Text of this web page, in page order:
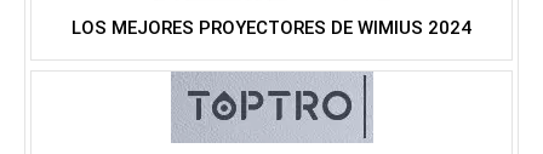
LOS MEJORES PROYECTORES DE WIMIUS 2024